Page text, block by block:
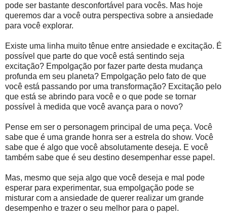
pode ser bastante desconfortável para vocês. Mas hoje
queremos dar a você outra perspectiva sobre a ansiedade
para você explorar.
Existe uma linha muito tênue entre ansiedade e excitação. É
possível que parte do que você está sentindo seja
excitação? Empolgação por fazer parte desta mudança
profunda em seu planeta? Empolgação pelo fato de que
você está passando por uma transformação? Excitação pelo
que está se abrindo para você e o que pode se tornar
possível à medida que você avança para o novo?
Pense em ser o personagem principal de uma peça. Você
sabe que é uma grande honra ser a estrela do show. Você
sabe que é algo que você absolutamente deseja. E você
também sabe que é seu destino desempenhar esse papel.
Mas, mesmo que seja algo que você deseja e mal pode
esperar para experimentar, sua empolgação pode se
misturar com a ansiedade de querer realizar um grande
desempenho e trazer o seu melhor para o papel.